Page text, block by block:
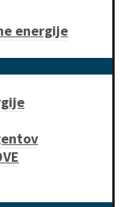
energije